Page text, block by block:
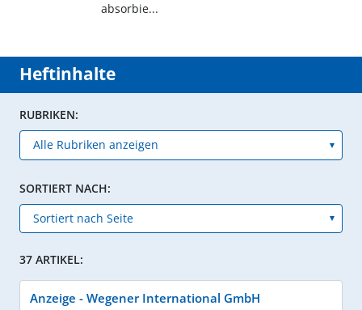
absorbie...
Heftinhalte
RUBRIKEN:
SORTIERT NACH:
37 ARTIKEL:
Anzeige - Wegener International GmbH